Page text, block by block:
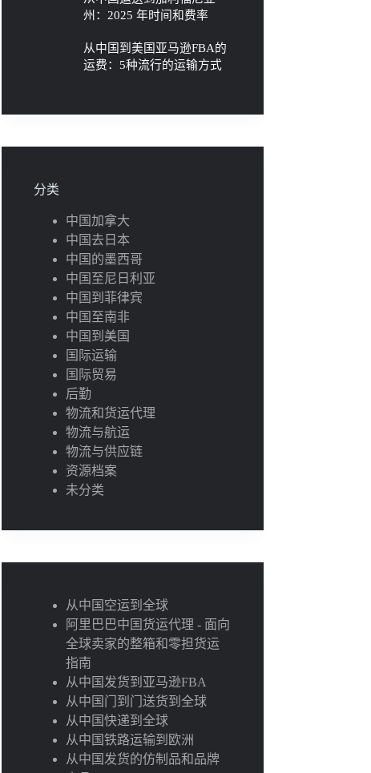
州：2025 年时间和费率
从中国到美国亚马逊FBA的
运费：5种流行的运输方式
分类
中国加拿大
中国去日本
中国的墨西哥
中国至尼日利亚
中国到菲律宾
中国至南非
中国到美国
国际运输
国际贸易
后勤
物流和货运代理
物流与航运
物流与供应链
资源档案
未分类
从中国空运到全球
阿里巴巴中国货运代理 - 面向
全球卖家的整箱和零担货运
指南
从中国发货到亚马逊FBA
从中国门到门送货到全球
从中国快递到全球
从中国铁路运输到欧洲
从中国发货的仿制品和品牌